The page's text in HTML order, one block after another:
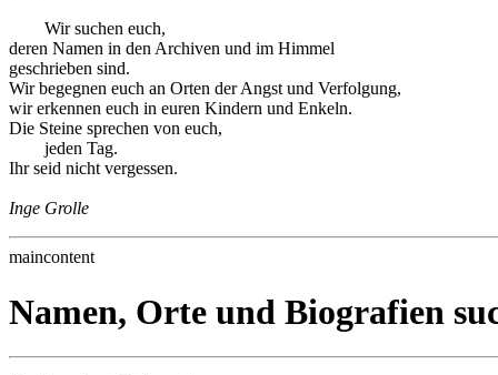
Wir suchen euch,
deren Namen in den Archiven und im Himmel
geschrieben sind.
Wir begegnen euch an Orten der Angst und Verfolgung,
wir erkennen euch in euren Kindern und Enkeln.
Die Steine sprechen von euch,
jeden Tag.
Ihr seid nicht vergessen.
Inge Grolle
maincontent
Namen, Orte und Biografien